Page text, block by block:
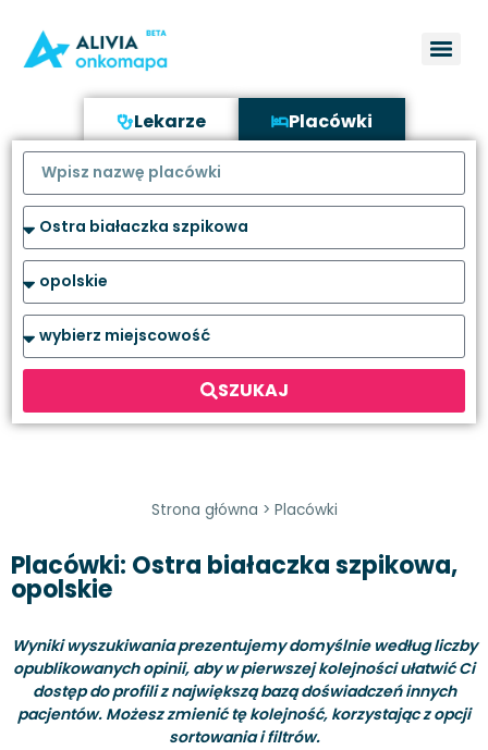
Lekarze Placówki
SZUKAJ
Strona główna > Placówki
Placówki: Ostra białaczka szpikowa,
opolskie
Wyniki wyszukiwania prezentujemy domyślnie według liczby
opublikowanych opinii, aby w pierwszej kolejności ułatwić Ci
dostęp do profili z największą bazą doświadczeń innych
pacjentów. Możesz zmienić tę kolejność, korzystając z opcji
sortowania i filtrów.